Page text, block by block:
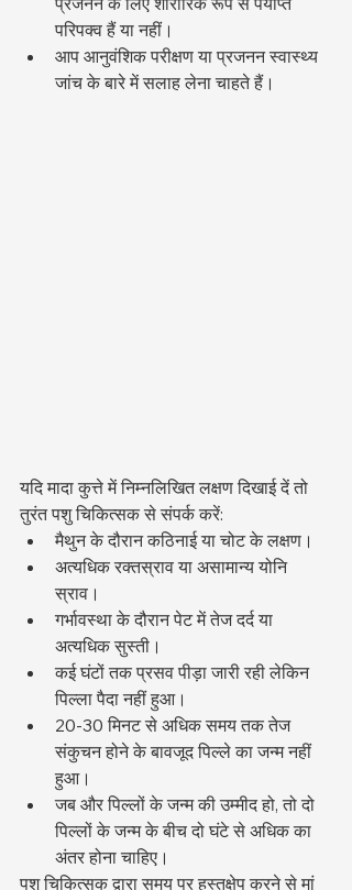
परिपक्व हैं या नहीं।
आप आनुवंशिक परीक्षण या प्रजनन स्वास्थ्य
जांच के बारे में सलाह लेना चाहते हैं।
यदि मादा कुत्ते में निम्नलिखित लक्षण दिखाई दें तो
तुरंत पशु चिकित्सक से संपर्क करें:
मैथुन के दौरान कठिनाई या चोट के लक्षण।
अत्यधिक रक्तस्राव या असामान्य योनि
स्राव।
गर्भावस्था के दौरान पेट में तेज दर्द या
अत्यधिक सुस्ती।
कई घंटों तक प्रसव पीड़ा जारी रही लेकिन
पिल्ला पैदा नहीं हुआ।
20-30 मिनट से अधिक समय तक तेज
संकुचन होने के बावजूद पिल्ले का जन्म नहीं
हुआ।
जब और पिल्लों के जन्म की उम्मीद हो, तो दो
पिल्लों के जन्म के बीच दो घंटे से अधिक का
अंतर होना चाहिए।
पशु चिकित्सक द्वारा समय पर हस्तक्षेप करने से मां